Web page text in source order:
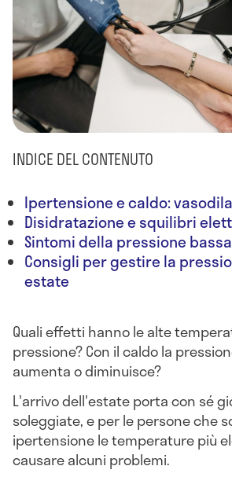
INDICE DEL CONTENUTO
Ipertensione e caldo:
Disidratazione e squilibri
Sintomi della pressione
Consigli per gestire la
estate
Quali effetti hanno le alte
pressione? Con il caldo la
aumenta o diminuisce?
L'arrivo dell'estate porta con sé
soleggiate, e per le persone che
ipertensione le temperature più
causare alcuni problemi.